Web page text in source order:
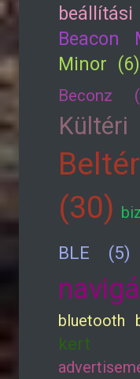
Beacon
Minor (6)
Beconz
Kültéri
(30)
BLE (5)
bluetooth
kert